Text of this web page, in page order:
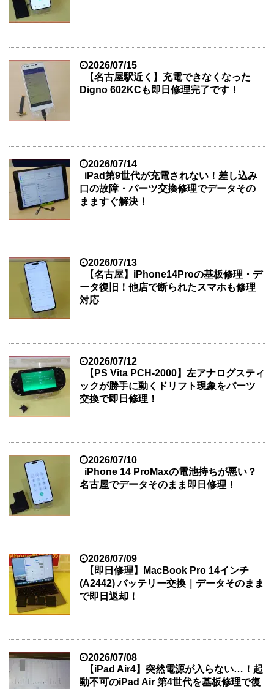
2026/07/15
【名古屋駅近く】充電できなくなった
Digno 602KCも即日修理完了です！
2026/07/14
iPad第9世代が充電されない！差し込み
口の故障・パーツ交換修理でデータその
まますぐ解決！
2026/07/13
【名古屋】iPhone14Proの基板修理・デ
ータ復旧！他店で断られたスマホも修理
対応
2026/07/12
【PS Vita PCH-2000】左アナログスティ
ックが勝手に動くドリフト現象をパーツ
交換で即日修理！
2026/07/10
iPhone 14 ProMaxの電池持ちが悪い？
名古屋でデータそのまま即日修理！
2026/07/09
【即日修理】MacBook Pro 14インチ
(A2442) バッテリー交換｜データそのまま
で即日返却！
2026/07/08
【iPad Air4】突然電源が入らない…！起
動不可のiPad Air 第4世代を基板修理で復